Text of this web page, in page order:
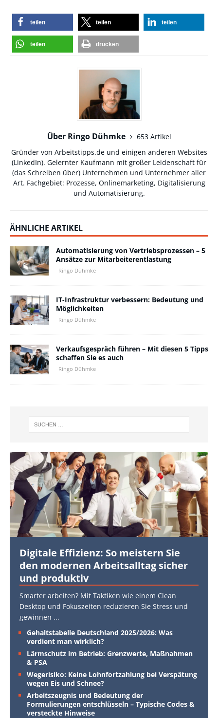
teilen teilen teilen
teilen drucken
Über Ringo Dühmke
653 Artikel
Gründer von Arbeitstipps.de und einigen anderen Websites
(LinkedIn). Gelernter Kaufmann mit großer Leidenschaft für
(das Schreiben über) Unternehmen und Unternehmer aller
Art. Fachgebiet: Prozesse, Onlinemarketing, Digitalisierung
und Automatisierung.
ÄHNLICHE ARTIKEL
Automatisierung von Vertriebsprozessen – 5
Ansätze zur Mitarbeiterentlastung
Ringo Dühmke
IT-Infrastruktur verbessern: Bedeutung und
Möglichkeiten
Ringo Dühmke
Verkaufsgespräch führen – Mit diesen 5 Tipps
schaffen Sie es auch
Ringo Dühmke
Digitale Effizienz: So meistern Sie
den modernen Arbeitsalltag sicher
und produktiv
Smarter arbeiten? Mit Taktiken wie einem Clean
Desktop und Fokuszeiten reduzieren Sie Stress und
gewinnen ...
Gehaltstabelle Deutschland 2025/2026: Was
verdient man wirklich?
Lärmschutz im Betrieb: Grenzwerte, Maßnahmen
& PSA
Wegerisiko: Keine Lohnfortzahlung bei Verspätung
wegen Eis und Schnee?
Arbeitszeugnis und Bedeutung der
Formulierungen entschlüsseln – Typische Codes &
versteckte Hinweise